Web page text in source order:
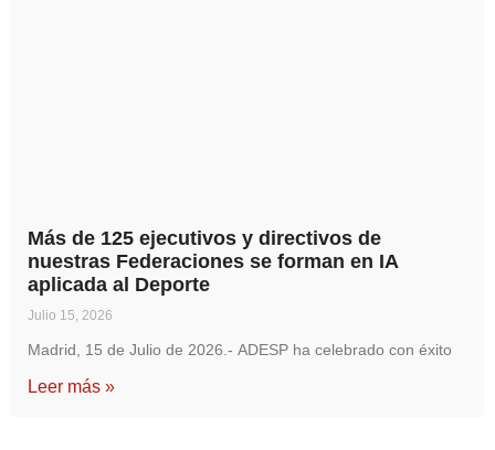
Más de 125 ejecutivos y directivos de
nuestras Federaciones se forman en IA
aplicada al Deporte
Julio 15, 2026
Madrid, 15 de Julio de 2026.- ADESP ha celebrado con éxito
Leer más »